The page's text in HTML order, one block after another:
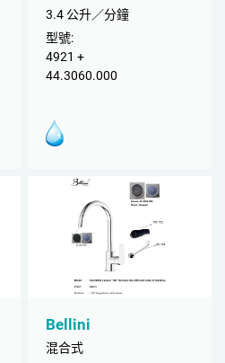
3.4 公升／分鐘
型號:
4921 +
44.3060.000
Bellini
混合式